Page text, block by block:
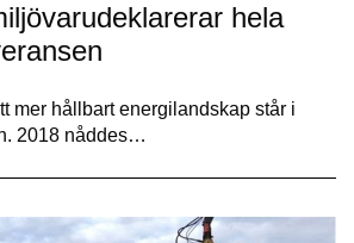
hela
mer hållbart energilandskap står i
2018 nåddes…